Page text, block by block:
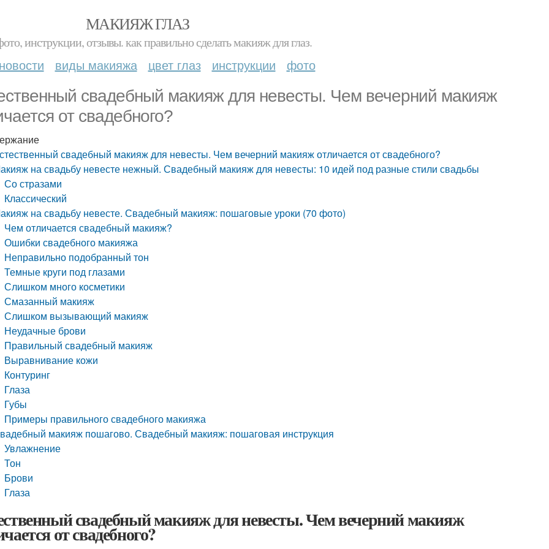
МАКИЯЖ ГЛАЗ
инструкции, отзывы. как правильно сделать макияж для глаз.
новости виды макияжа цвет глаз инструкции фото
свадебный макияж для невесты. Чем вечерний макияж
от свадебного?
свадебный макияж для невесты. Чем вечерний макияж отличается от свадебного?
на свадьбу невесте нежный. Свадебный макияж для невесты: 10 идей под разные стили свадьбы
Со стразами
Классический
на свадьбу невесте. Свадебный макияж: пошаговые уроки (70 фото)
Чем отличается свадебный макияж?
Ошибки свадебного макияжа
Неправильно подобранный тон
Темные круги под глазами
Слишком много косметики
Смазанный макияж
Слишком вызывающий макияж
Неудачные брови
Правильный свадебный макияж
Выравнивание кожи
Контуринг
Глаза
Губы
Примеры правильного свадебного макияжа
макияж пошагово. Свадебный макияж: пошаговая инструкция
Увлажнение
Тон
Брови
Глаза
свадебный макияж для невесты. Чем вечерний макияж
от свадебного?